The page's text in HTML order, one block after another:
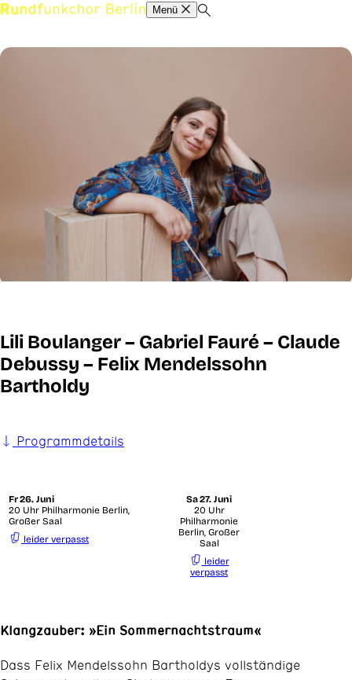
Menü
Lili Boulanger – Gabriel Fauré – Claude
Debussy – Felix Mendelssohn
Bartholdy
Programmdetails
Fr26. Juni
20 Uhr Philharmonie Berlin,
Großer Saal
leider verpasst
Sa27. Juni
20 Uhr
Philharmonie
Berlin, Großer
Saal
leider
verpasst
Klangzauber: »Ein Sommernachtstraum«
Dass Felix Mendelssohn Bartholdys vollständige